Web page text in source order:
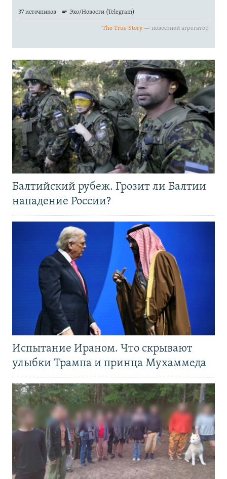
Балтийский рубеж. Грозит ли Балтии
нападение России?
Испытание Ираном. Что скрывают
улыбки Трампа и принца Мухаммеда